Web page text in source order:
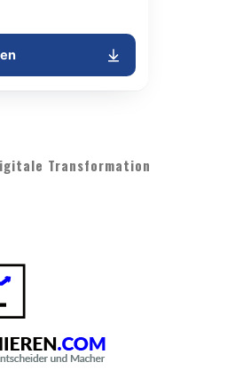
Transformation